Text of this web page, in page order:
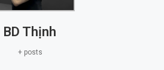
BD Thịnh
+ posts